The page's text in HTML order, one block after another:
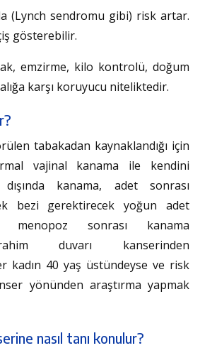
(Lynch sendromu gibi) risk artar.
gösterebilir.
emzirme, kilo kontrolü, doğum
karşı koruyucu niteliktedir.
tabakadan kaynaklandığı için
vajinal kanama ile kendini
kanama, adet sonrası
bezi gerektirecek yoğun adet
menopoz sonrası kanama
duvarı kanserinden
kadın 40 yaş üstündeyse ve risk
yönünden araştırma yapmak
nasıl tanı konulur?